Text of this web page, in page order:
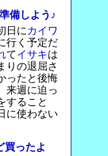
備しよう♪
日にカイワ
行く予定だ
てイサキは
りの退屈さ
ったと後悔
来週に迫っ
すること
に使わない
買ったよ